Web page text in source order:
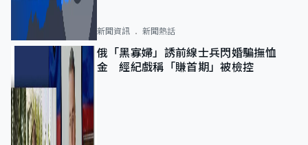
新聞資訊 新聞熱話
俄「黑寡婦」誘前線士兵閃婚騙撫恤
金 經紀戲稱「賺首期」被檢控